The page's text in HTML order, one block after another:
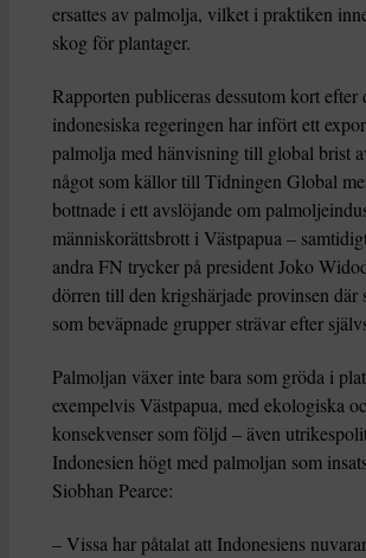
ersattes av palmolja, vilket i praktiken
skog för plantager.
Rapporten publiceras dessutom kort efter
indonesiska regeringen har infört ett
palmolja med hänvisning till global brist
något som källor till Tidningen Global
bottnade i ett avslöjande om
människorättsbrott i Västpapua –
andra FN trycker på president Joko
dörren till den krigshärjade provinsen där
som beväpnade grupper strävar efter
Palmoljan växer inte bara som gröda i
exempelvis Västpapua, med ekologiska
konsekvenser som följd – även
Indonesien högt med palmoljan som
Siobhan Pearce:
– Vissa har påtalat att Indonesiens